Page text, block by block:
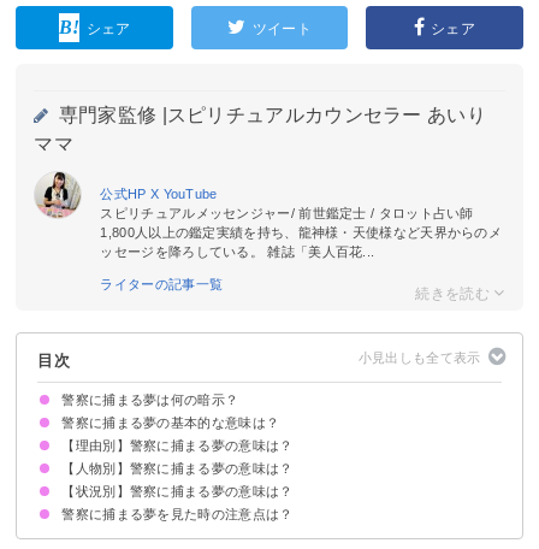
シェア ツイート シェア
専門家監修 |
スピリチュアルカウンセラー あいり
ママ
公式HP X YouTube
スピリチュアルメッセンジャー/ 前世鑑定士 / タロット占い師
1,800人以上の鑑定実績を持ち、龍神様・天使様など天界からのメ
ッセージを降ろしている。 雑誌「美人百花...
ライターの記事一覧
目次
警察に捕まる夢は何の暗示？
警察に捕まる夢の基本的な意味は？
トラブルに巻き込まれる暗示
状況によって意味が決まる
【理由別】警察に捕まる夢の意味は？
薬物で警察に捕まる夢【凶夢】
殺人で警察に捕まる夢【警告夢】
冤罪で警察に捕まる夢【凶夢】
窃盗で警察に捕まる夢【警告夢】
交通違反で警察に捕まる夢【警告夢】
交通事故で警察に捕まる夢【凶夢】
飲酒運転で警察に捕まる夢【警告夢】
【人物別】警察に捕まる夢の意味は？
友達が警察に捕まる夢【警告夢】
知り合いが警察に捕まる夢【凶夢】
恋人が警察に捕まる夢【警告夢】
親が警察に捕まる夢【警告夢】
旦那が警察に捕まる夢【警告夢】
知らない人が警察に捕まる夢【警告夢】
兄弟が警察に捕まる夢【凶夢】
子供が警察に捕まる夢【警告夢】
【状況別】警察に捕まる夢の意味は？
警察に捕まりそうになって逃げる夢【警告夢】
警察に追われて捕まる夢【凶夢】
警察に捕まって刑務所に入れられる夢【凶夢】
警察に捕まって釈放される夢【吉夢】
警察に捕まって取り調べを受ける夢【凶夢】
警察に捕まる夢を見た時の注意点は？
警告夢や凶夢の内容を人に話す